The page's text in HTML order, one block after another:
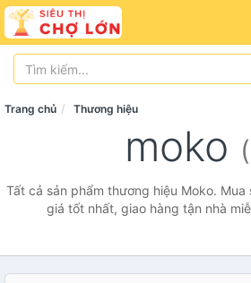
Trang chủ Thương hiệu
moko
Tất cả sản phẩm thương hiệu Moko.
giá tốt nhất, giao hàng tận nhà